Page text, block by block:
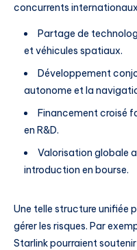
concurrents
Partage de
et véhicules spatiaux.
Développement
autonome et la
Financement croisé
en R&D.
Valorisation globale
introduction en bourse.
Une telle structure unifiée
gérer les risques. Par
Starlink pourraient